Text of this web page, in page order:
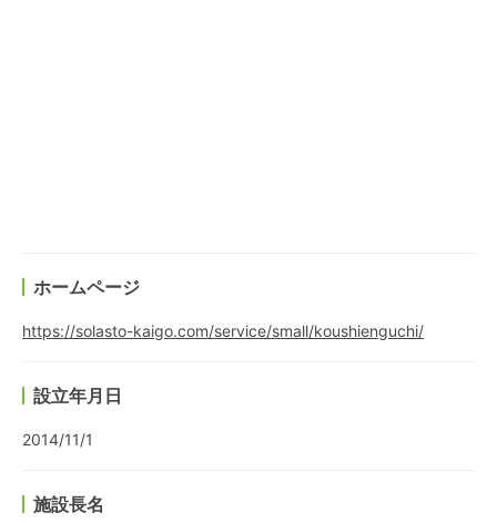
ホームページ
https://solasto-kaigo.com/service/small/koushienguchi/
設立年月日
2014/11/1
施設長名